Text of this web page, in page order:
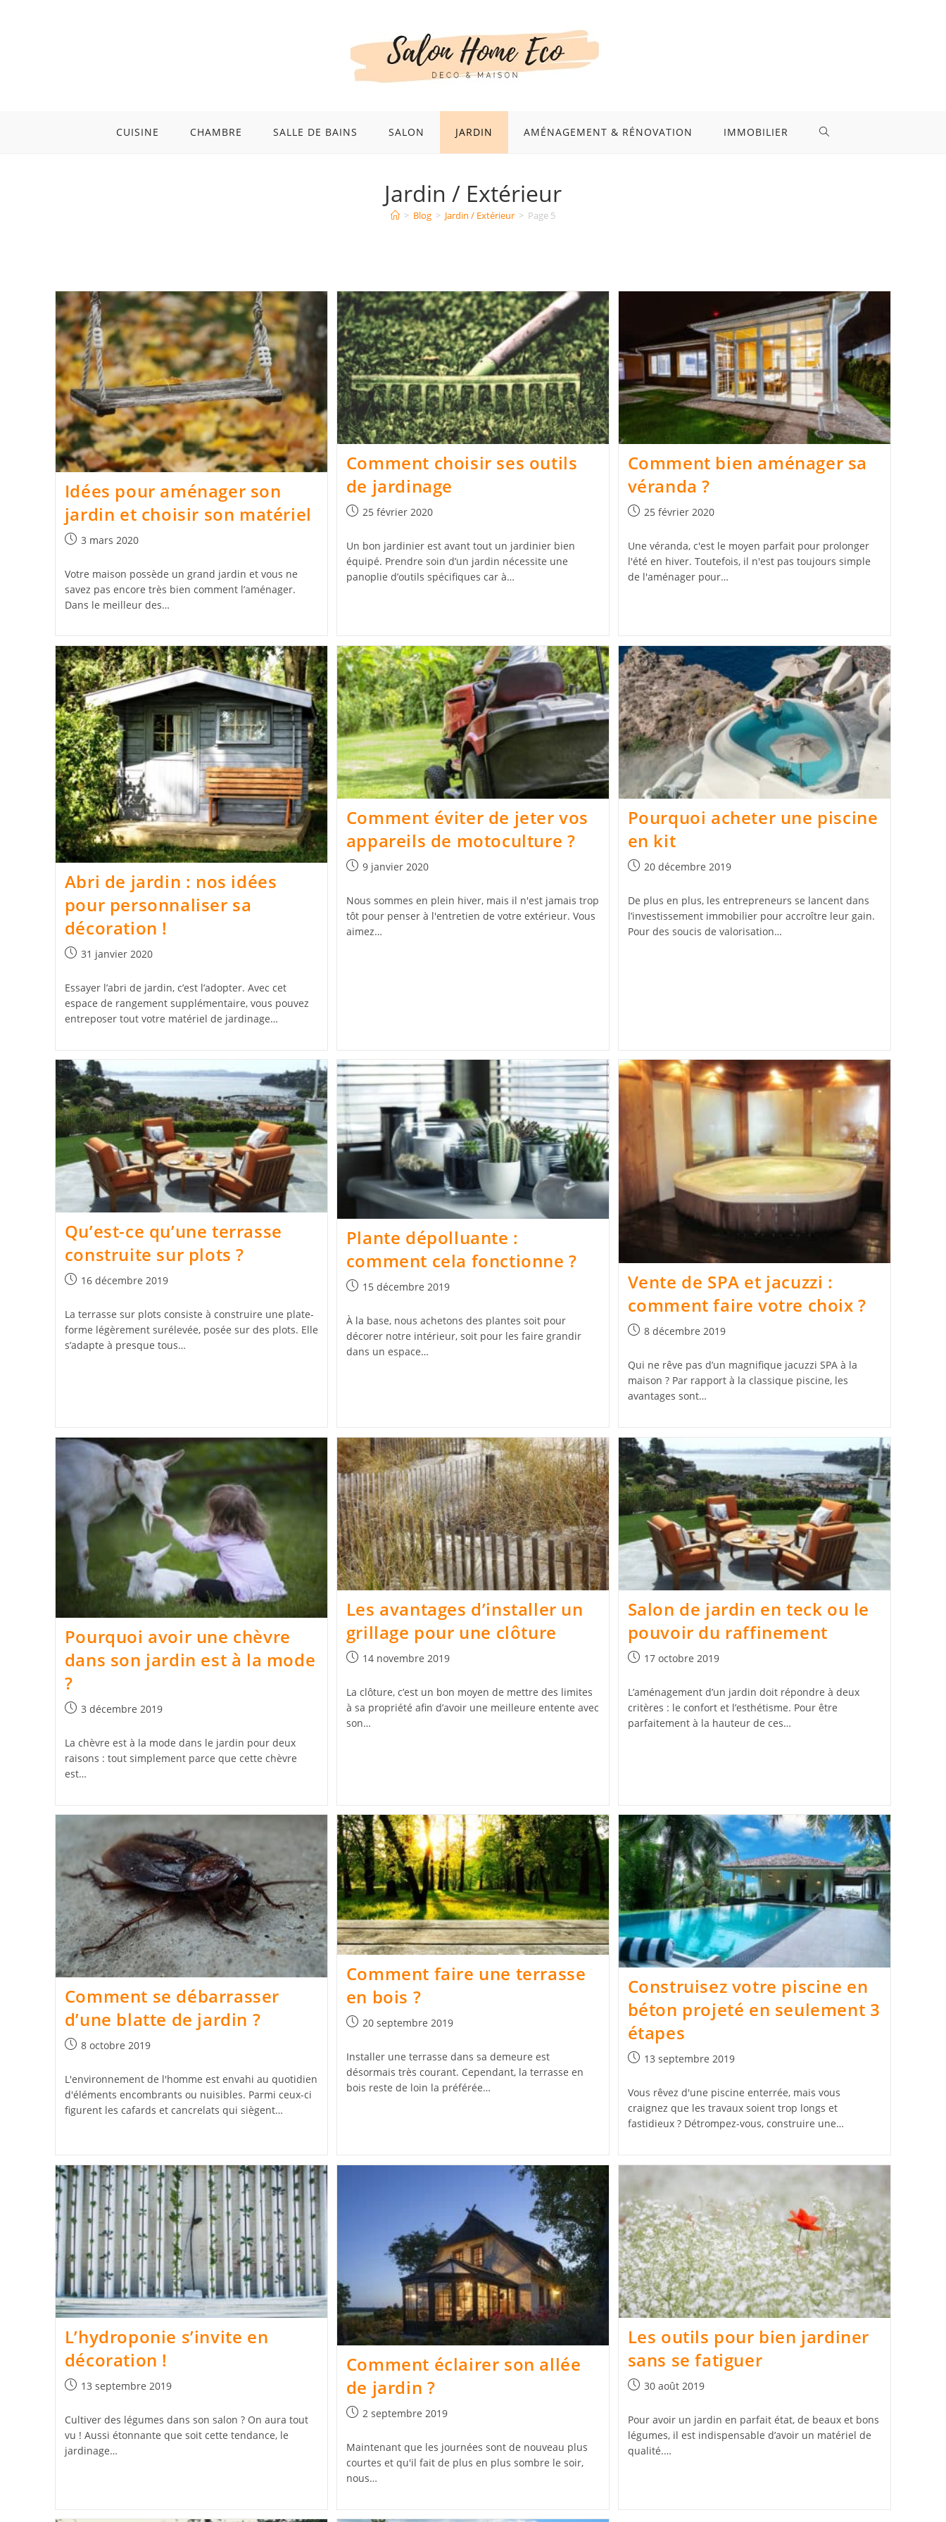
CUISINE CHAMBRE SALLE DE BAINS SALON JARDIN AMÉNAGEMENT & RÉNOVATION IMMOBILIER TOGGLE
Jardin / Extérieur
> Blog > Jardin / Extérieur > Page 5
Idées pour aménager son
jardin et choisir son matériel
Publication
3 mars 2020
Votre maison possède un grand jardin et vous ne
savez pas encore très bien comment l’aménager.
Dans le meilleur des…
Comment choisir ses outils
de jardinage
Publication
25 février 2020
Un bon jardinier est avant tout un jardinier bien
équipé. Prendre soin d’un jardin nécessite une
panoplie d’outils spécifiques car à…
Comment bien aménager sa
véranda ?
Publication
25 février 2020
Une véranda, c'est le moyen parfait pour prolonger
l'été en hiver. Toutefois, il n'est pas toujours simple
de l'aménager pour…
Abri de jardin : nos idées
pour personnaliser sa
décoration !
Publication
31 janvier 2020
Essayer l’abri de jardin, c’est l’adopter. Avec cet
espace de rangement supplémentaire, vous pouvez
entreposer tout votre matériel de jardinage…
Comment éviter de jeter vos
appareils de motoculture ?
Publication
9 janvier 2020
Nous sommes en plein hiver, mais il n'est jamais trop
tôt pour penser à l'entretien de votre extérieur. Vous
aimez…
Pourquoi acheter une piscine
en kit
Publication
20 décembre 2019
De plus en plus, les entrepreneurs se lancent dans
l’investissement immobilier pour accroître leur gain.
Pour des soucis de valorisation…
Qu’est-ce qu’une terrasse
construite sur plots ?
Publication
16 décembre 2019
La terrasse sur plots consiste à construire une plate-
forme légèrement surélevée, posée sur des plots. Elle
s’adapte à presque tous…
Plante dépolluante :
comment cela fonctionne ?
Publication
15 décembre 2019
À la base, nous achetons des plantes soit pour
décorer notre intérieur, soit pour les faire grandir
dans un espace…
Vente de SPA et jacuzzi :
comment faire votre choix ?
Publication
8 décembre 2019
Qui ne rêve pas d’un magnifique jacuzzi SPA à la
maison ? Par rapport à la classique piscine, les
avantages sont…
Pourquoi avoir une chèvre
dans son jardin est à la mode
?
Publication
3 décembre 2019
La chèvre est à la mode dans le jardin pour deux
raisons : tout simplement parce que cette chèvre
est…
Les avantages d’installer un
grillage pour une clôture
Publication
14 novembre 2019
La clôture, c’est un bon moyen de mettre des limites
à sa propriété afin d’avoir une meilleure entente avec
son…
Salon de jardin en teck ou le
pouvoir du raffinement
Publication
17 octobre 2019
L’aménagement d’un jardin doit répondre à deux
critères : le confort et l’esthétisme. Pour être
parfaitement à la hauteur de ces…
Comment se débarrasser
d’une blatte de jardin ?
Publication
8 octobre 2019
L'environnement de l'homme est envahi au quotidien
d'éléments encombrants ou nuisibles. Parmi ceux-ci
figurent les cafards et cancrelats qui siègent…
Comment faire une terrasse
en bois ?
Publication
20 septembre 2019
Installer une terrasse dans sa demeure est
désormais très courant. Cependant, la terrasse en
bois reste de loin la préférée…
Construisez votre piscine en
béton projeté en seulement 3
étapes
Publication
13 septembre 2019
Vous rêvez d'une piscine enterrée, mais vous
craignez que les travaux soient trop longs et
fastidieux ? Détrompez-vous, construire une…
L’hydroponie s’invite en
décoration !
Publication
13 septembre 2019
Cultiver des légumes dans son salon ? On aura tout
vu ! Aussi étonnante que soit cette tendance, le
jardinage…
Comment éclairer son allée
de jardin ?
Publication
2 septembre 2019
Maintenant que les journées sont de nouveau plus
courtes et qu'il fait de plus en plus sombre le soir,
nous…
Les outils pour bien jardiner
sans se fatiguer
Publication
30 août 2019
Pour avoir un jardin en parfait état, de beaux et bons
légumes, il est indispensable d’avoir un matériel de
qualité.…